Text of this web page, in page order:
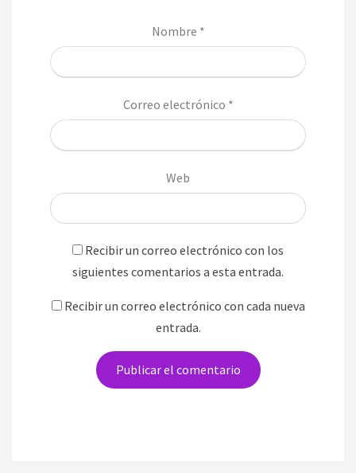
Nombre *
Correo electrónico *
Web
Recibir un correo electrónico con los
siguientes comentarios a esta entrada.
Recibir un correo electrónico con cada nueva
entrada.